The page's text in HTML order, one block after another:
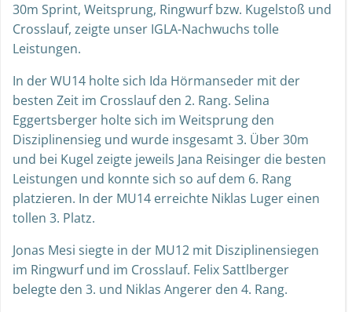
30m Sprint, Weitsprung, Ringwurf bzw. Kugelstoß und
Crosslauf, zeigte unser IGLA-Nachwuchs tolle
Leistungen.
In der WU14 holte sich Ida Hörmanseder mit der
besten Zeit im Crosslauf den 2. Rang. Selina
Eggertsberger holte sich im Weitsprung den
Disziplinensieg und wurde insgesamt 3. Über 30m
und bei Kugel zeigte jeweils Jana Reisinger die besten
Leistungen und konnte sich so auf dem 6. Rang
platzieren. In der MU14 erreichte Niklas Luger einen
tollen 3. Platz.
Jonas Mesi siegte in der MU12 mit Disziplinensiegen
im Ringwurf und im Crosslauf. Felix Sattlberger
belegte den 3. und Niklas Angerer den 4. Rang.